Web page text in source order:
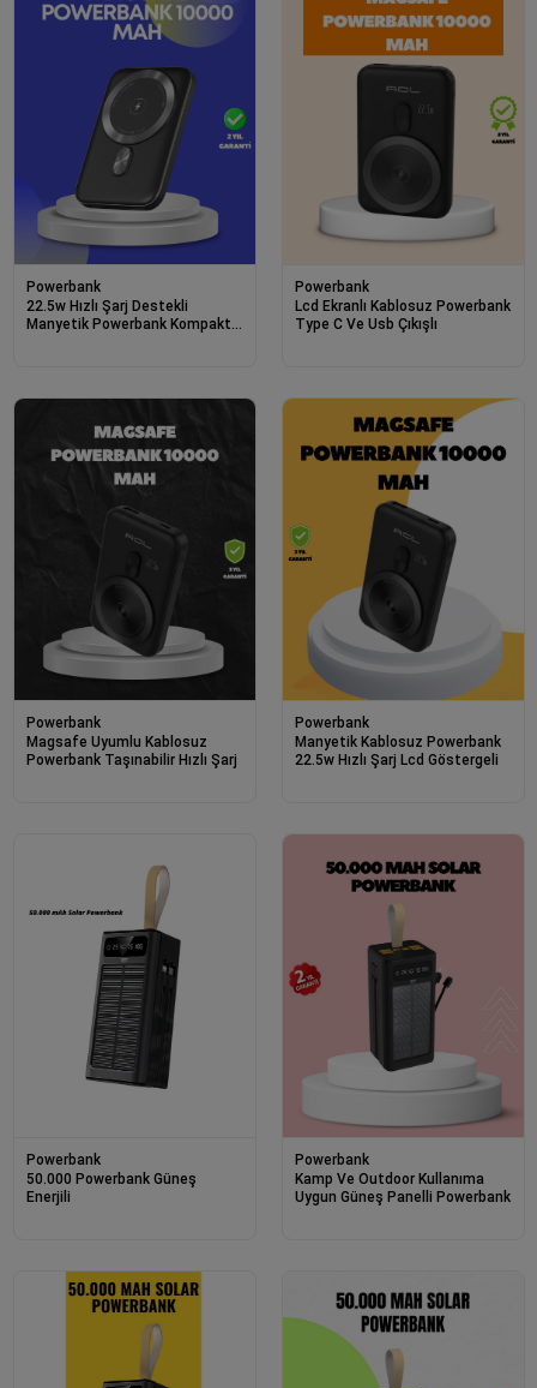
Powerbank
22.5w Hızlı Şarj Destekli
Manyetik Powerbank Kompakt
Powerbank
Lcd Ekranlı Kablosuz Powerbank
Type C Ve Usb Çıkışlı
Powerbank
Magsafe Uyumlu Kablosuz
Powerbank Taşınabilir Hızlı Şarj
Powerbank
Manyetik Kablosuz Powerbank
22.5w Hızlı Şarj Lcd Göstergeli
Powerbank
50.000 Powerbank Güneş
Enerjili
Powerbank
Kamp Ve Outdoor Kullanıma
Uygun Güneş Panelli Powerbank